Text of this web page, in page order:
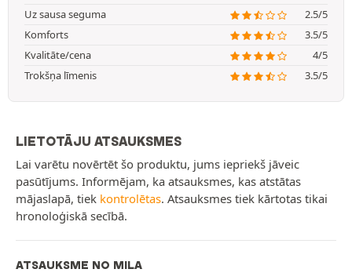
Uz sausa seguma
2.5/5
Komforts
3.5/5
Kvalitāte/cena
4/5
Trokšņa līmenis
3.5/5
LIETOTĀJU ATSAUKSMES
Lai varētu novērtēt šo produktu, jums iepriekš jāveic
pasūtījums. Informējam, ka atsauksmes, kas atstātas
mājaslapā, tiek kontrolētas. Atsauksmes tiek kārtotas tikai
hronoloģiskā secībā.
ATSAUKSME NO MILA